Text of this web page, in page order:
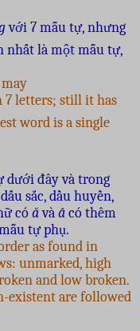
với 7 mẫu tự, nhưng
nhất là một mẫu tự,
7 letters; still it has
word is a single
đây và trong
sắc, dầu huyền,
cóăvàâcó thêm
tự phụ.
as found in
unmarked, high
and low broken.
existent are followed